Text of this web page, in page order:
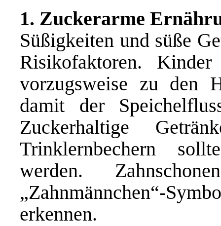
1. Zuckerarme
Süßigkeiten und süße
Risikofaktoren.
vorzugsweise zu den
damit der
Zuckerhaltige
Trinklernbechern
werden.
„Zahnmännchen“-
erkennen.